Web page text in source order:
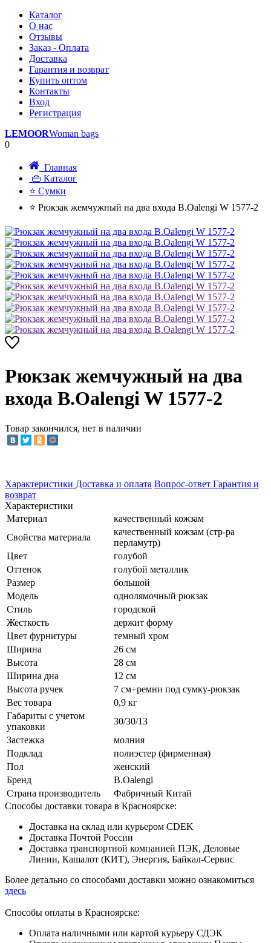
Каталог
О нас
Отзывы
Заказ - Оплата
Доставка
Гарантия и возврат
Купить оптом
Контакты
Вход
Регистрация
LEMOORWoman bags
0
Главная
👜 Каталог
⭐ Сумки
⭐ Рюкзак жемчужный на два входа B.Oalengi W 1577-2
Рюкзак жемчужный на два
входа B.Oalengi W 1577-2
Товар закончился, нет в наличии
Характеристики Доставка и оплата Вопрос-ответ Гарантия и
возврат
Характеристики
Материал
качественный кожзам
Свойства материала
качественный кожзам (стр-ра
перламутр)
Цвет
голубой
Оттенок
голубой металлик
Размер
большой
Модель
однолямочный рюкзак
Стиль
городской
Жесткость
держит форму
Цвет фурнитуры
темный хром
Ширина
26 см
Высота
28 см
Ширина дна
12 см
Высота ручек
7 см+ремни под сумку-рюкзак
Вес товара
0,9 кг
Габариты с учетом
упаковки
30/30/13
Застежка
молния
Подклад
полиэстер (фирменная)
Пол
женский
Бренд
B.Oalengi
Страна производитель
Фабричный Китай
Способы доставки товара в Красноярске:
Доставка на склад или курьером CDEK
Доставка Почтой России
Доставка транспортной компанией ПЭК, Деловые
Линии, Кашалот (КИТ), Энергия, Байкал-Сервис
Более детально со способами доставки можно ознакомиться
здесь
Способы оплаты в Красноярске:
Оплата наличными или картой курьеру СДЭК